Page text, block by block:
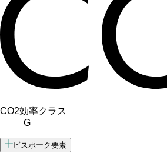
CO2効率クラス
G
ビスポーク要素